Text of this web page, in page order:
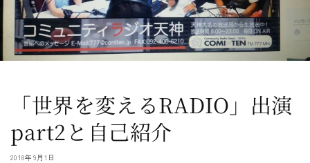
「世界を変えるRADIO」出演
part2と自己紹介
2018年9月1日